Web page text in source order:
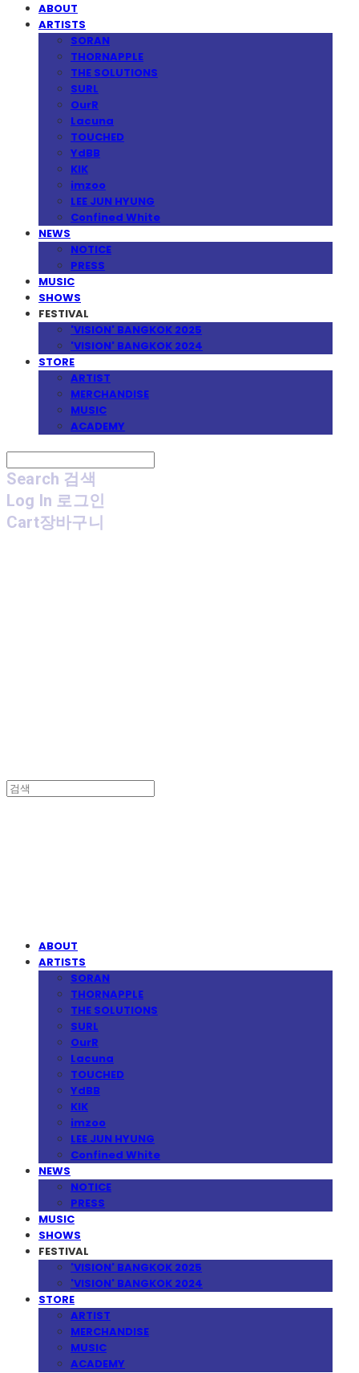
ABOUT
ARTISTS
SORAN
THORNAPPLE
THE SOLUTIONS
SURL
OurR
Lacuna
TOUCHED
YdBB
KIK
imzoo
LEE JUN HYUNG
Confined White
NEWS
NOTICE
PRESS
MUSIC
SHOWS
FESTIVAL
'VISION' BANGKOK 2025
'VISION' BANGKOK 2024
STORE
ARTIST
MERCHANDISE
MUSIC
ACADEMY
Search 검색
Log In 로그인
Cart장바구니
ABOUT
ARTISTS
SORAN
THORNAPPLE
THE SOLUTIONS
SURL
OurR
Lacuna
TOUCHED
YdBB
KIK
imzoo
LEE JUN HYUNG
Confined White
NEWS
NOTICE
PRESS
MUSIC
SHOWS
FESTIVAL
'VISION' BANGKOK 2025
'VISION' BANGKOK 2024
STORE
ARTIST
MERCHANDISE
MUSIC
ACADEMY